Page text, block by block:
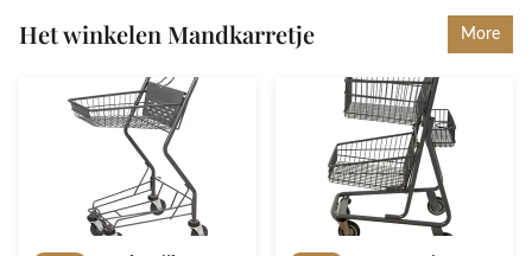
Het winkelen Mandkarretje More